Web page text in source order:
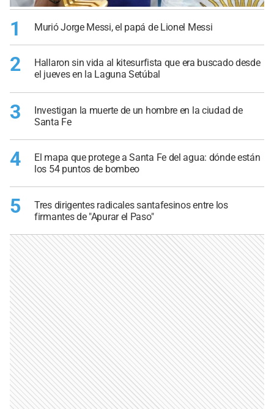
1 Murió Jorge Messi, el papá de Lionel Messi
2
Hallaron sin vida al kitesurfista que era buscado desde
el jueves en la Laguna Setúbal
3
Investigan la muerte de un hombre en la ciudad de
Santa Fe
4
El mapa que protege a Santa Fe del agua: dónde están
los 54 puntos de bombeo
5
Tres dirigentes radicales santafesinos entre los
firmantes de "Apurar el Paso"